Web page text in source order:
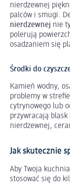
nierdzewnej
palców i smugi.
nierdzewnej nie
polerują
osadzaniem się
Środki do
Kamień wodny,
problemy w
cytrynowego lub
przywracają
nierdzewnej,
Jak skutecznie
Aby Twoja
stosować się do